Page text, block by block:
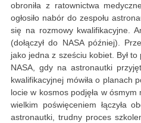
obroniła z ratownictwa
ogłosiło nabór do zespołu
się na rozmowy kwalifikacyjne.
(dołączył do NASA później).
jako jedna z sześciu kobiet. Był
NASA, gdy na astronautki
kwalifikacyjnej mówiła o planach
locie w kosmos podjęła w
wielkim poświęceniem łączyła
astronautki, trudny proces